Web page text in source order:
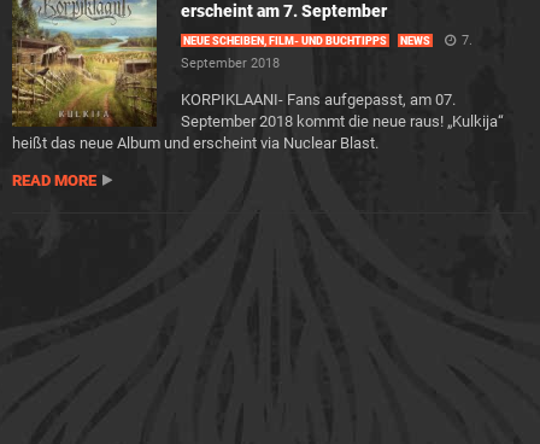
erscheint am 7. September
NEUE SCHEIBEN, FILM- UND BUCHTIPPS NEWS
7.
September 2018
KORPIKLAANI- Fans aufgepasst, am 07.
September 2018 kommt die neue raus! „Kulkija“
heißt das neue Album und erscheint via Nuclear Blast.
READ MORE